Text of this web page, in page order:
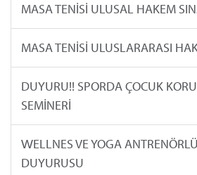
MASA TENİSİ ULUSAL HAKEM
MASA TENİSİ ULUSLARARASI
DUYURU!! SPORDA ÇOCUK
SEMİNERİ
WELLNES VE YOGA
DUYURUSU